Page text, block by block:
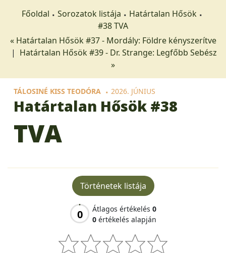
Főoldal Sorozatok listája
Határtalan Hősök
#38 TVA
« Határtalan Hősök #37 - Mordály: Földre kényszerítve
| Határtalan Hősök #39 - Dr. Strange: Legfőbb Sebész
»
TÁLOSINÉ KISS TEODÓRA 2026. JÚNIUS
Határtalan Hősök #38
TVA
Történetek listája
0 Átlagos értékelés 0
0 értékelés alapján